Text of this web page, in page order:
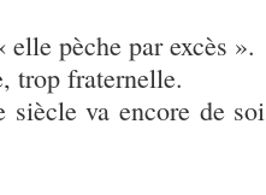
elle pèche par excès ».
trop fraternelle.
siècle va encore de